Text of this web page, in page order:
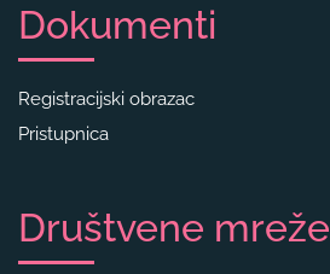
Dokumenti
Registracijski obrazac
Pristupnica
Društvene mreže